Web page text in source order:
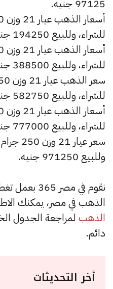
97125 جنيه.
للشراء، وللبيع 194250 جنيه.
للشراء، وللبيع 388500 جنيه.
للشراء، وللبيع 582750 جنيه.
للشراء، وللبيع 777000 جنيه.
وللبيع 971250 جنيه.
نقوم في مصر
الذهب في مصر، يمكنك
الذهب لمراجعة الجدول
دائم.
أخر التحديثات